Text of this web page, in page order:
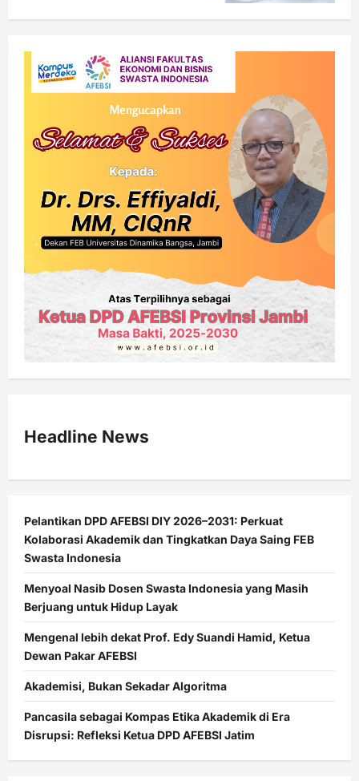
Headline News
Pelantikan DPD AFEBSI DIY 2026–2031: Perkuat
Kolaborasi Akademik dan Tingkatkan Daya Saing FEB
Swasta Indonesia
Menyoal Nasib Dosen Swasta Indonesia yang Masih
Berjuang untuk Hidup Layak
Mengenal lebih dekat Prof. Edy Suandi Hamid, Ketua
Dewan Pakar AFEBSI
Akademisi, Bukan Sekadar Algoritma
Pancasila sebagai Kompas Etika Akademik di Era
Disrupsi: Refleksi Ketua DPD AFEBSI Jatim